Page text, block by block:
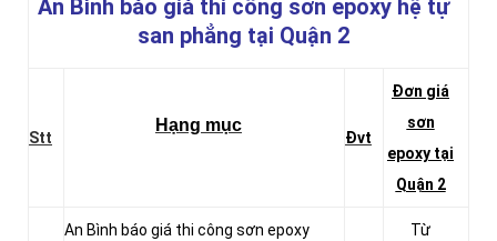
An Bình báo giá thi công sơn epoxy hệ tự
san phẳng tại Quận 2
Stt
Hạng mục
Đvt
Đơn giá
sơn
epoxy tại
Quận 2
An Bình báo giá thi công sơn epoxy
Từ